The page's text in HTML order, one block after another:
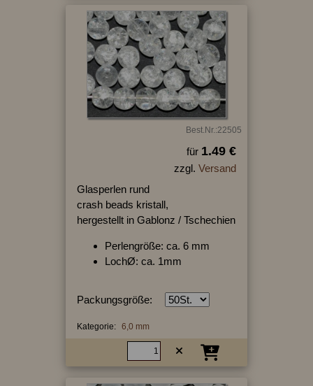
Best.Nr.:22505
für 1.49 €
zzgl. Versand
Glasperlen rund
crash beads kristall,
hergestellt in Gablonz / Tschechien
Perlengröße: ca. 6 mm
LochØ: ca. 1mm
Packungsgröße:
Kategorie: 6,0 mm